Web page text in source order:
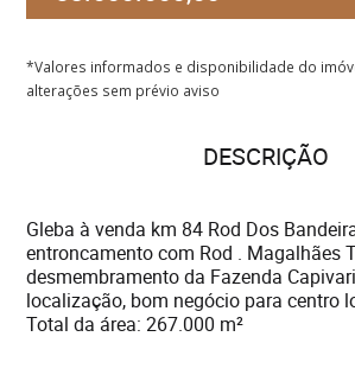
*Valores informados e disponibilidade do
alterações sem prévio aviso
DESCRIÇÃO
Gleba à venda km 84 Rod Dos
entroncamento com Rod . Magalhães
desmembramento da Fazenda
localização, bom negócio para centro
Total da área: 267.000 m²